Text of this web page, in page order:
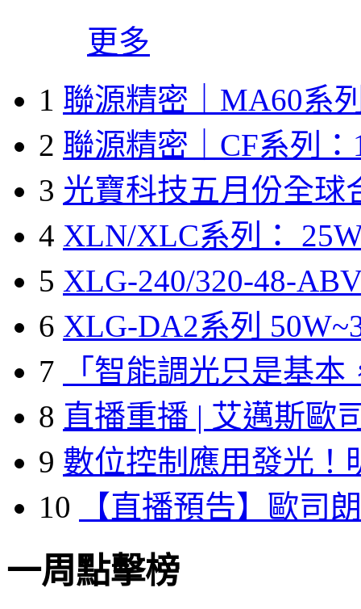
更多
1 聯源精密｜MA60系
2 聯源精密｜CF系列：
3 光寶科技五月份全球
4 XLN/XLC系列：
5 XLG-240/320-48-
6 XLG-DA2系列
7
「智能調光只是基本
8 直播重播 | 艾邁斯歐
9 數位控制應用發光！
10
【直播預告】歐司
一周點擊榜